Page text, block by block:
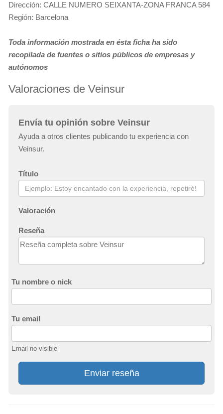
Dirección: CALLE NUMERO SEIXANTA-ZONA FRANCA 584
Región: Barcelona
Toda información mostrada en ésta ficha ha sido
recopilada de fuentes o sitios públicos de empresas y
autónomos
Valoraciones de Veinsur
Envía tu opinión sobre Veinsur
Ayuda a otros clientes publicando tu experiencia con
Veinsur.
Título
Valoración
Reseña
Tu nombre o nick
Tu email
Email no visible
Enviar reseña